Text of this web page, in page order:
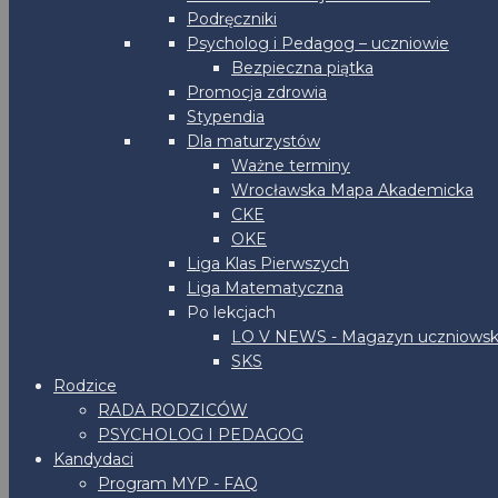
Podręczniki
Psycholog i Pedagog – uczniowie
Bezpieczna piątka
Promocja zdrowia
Stypendia
Dla maturzystów
Ważne terminy
Wrocławska Mapa Akademicka
CKE
OKE
Liga Klas Pierwszych
Liga Matematyczna
Po lekcjach
LO V NEWS - Magazyn
SKS
Rodzice
RADA RODZICÓW
PSYCHOLOG I PEDAGOG
Kandydaci
Program MYP - FAQ